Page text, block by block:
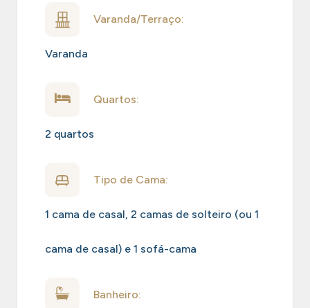
Tipo de Cama:
1 cama de casal, 2 camas de solteiro (ou 1
cama de casal) e 1 sofá-cama
Varanda/Terraço:
Varanda
Banheiro:
Quartos:
2 quartos